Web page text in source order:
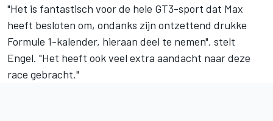
"Het is fantastisch voor de hele GT3-sport dat Max
heeft besloten om, ondanks zijn ontzettend drukke
Formule 1-kalender, hieraan deel te nemen", stelt
Engel. "Het heeft ook veel extra aandacht naar deze
race gebracht."